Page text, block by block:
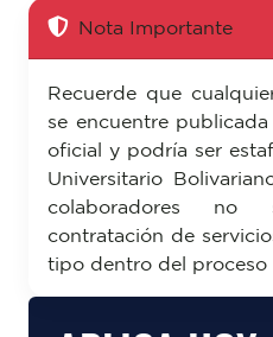
Nota Importante
Recuerde que
se encuentre
oficial y podría ser
Universitario
colaboradores
contratación de
tipo dentro del proceso